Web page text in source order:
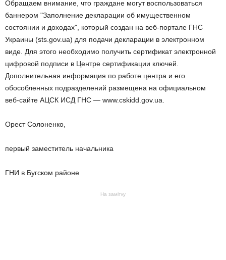
Обращаем внимание, что граждане могут воспользоваться
баннером "Заполнение декларации об имущественном
состоянии и доходах", который создан на веб-портале ГНС
Украины (sts.gov.ua) для подачи декларации в электронном
виде. Для этого необходимо получить сертификат электронной
цифровой подписи в Центре сертификации ключей.
Дополнительная информация по работе центра и его
обособленных подразделений размещена на официальном
веб-сайте АЦСК ИСД ГНС — www.cskidd.gov.ua.
Орест Солоненко,
первый заместитель начальника
ГНИ в Бугском районе
На замітку